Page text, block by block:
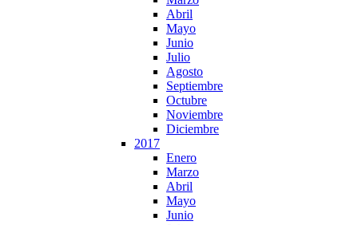
Abril
Mayo
Junio
Julio
Agosto
Septiembre
Octubre
Noviembre
Diciembre
2017
Enero
Marzo
Abril
Mayo
Junio